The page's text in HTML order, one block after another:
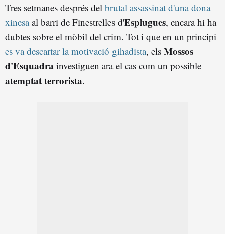
Tres setmanes després del brutal assassinat d'una dona
xinesaal barri de Finestrelles d'Esplugues, encara hi ha
dubtes sobre el mòbil del crim. Tot i que en un principi
es va descartar la motivació gihadista, els Mossos
d'Esquadra investiguen ara el cas com un possible
atemptat terrorista.